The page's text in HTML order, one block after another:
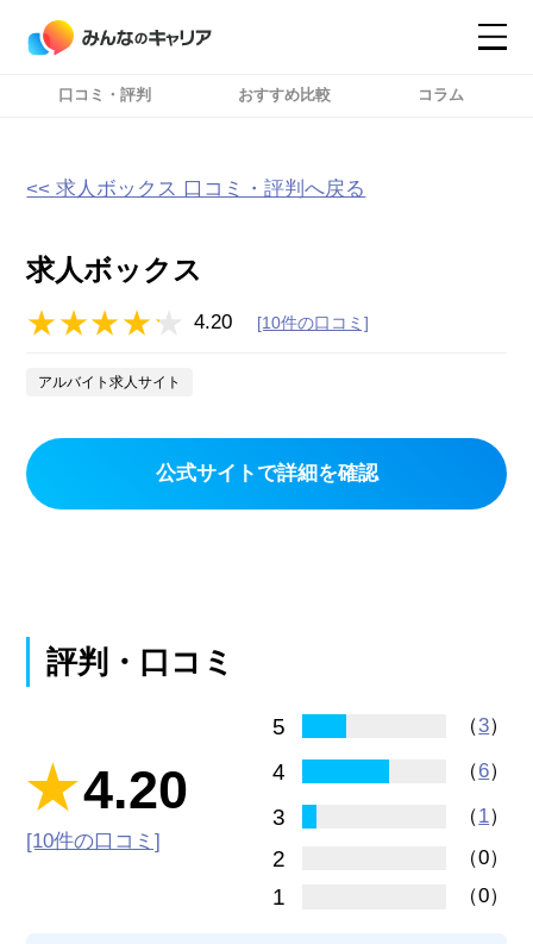
コンテンツ
コンテンツ
口コミ・評判 おすすめ比較 コラム
<< 求人ボックス 口コミ・評判へ戻る
求人ボックス
4.20 [10件の口コミ]
アルバイト求人サイト
公式サイトで詳細を確認
評判・口コミ
4.20
[10件の口コミ]
5 （3）
4 （6）
3 （1）
2 （0）
1 （0）